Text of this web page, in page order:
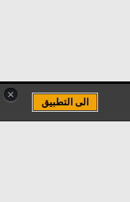
×
الى التطبيق